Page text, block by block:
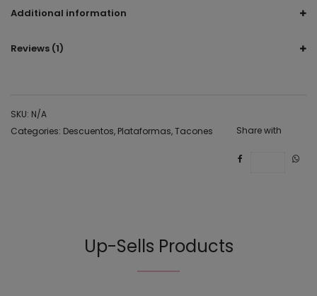
Additional information
Reviews (1)
SKU: N/A
Categories: Descuentos, Plataformas,Tacones Share with
Up-Sells Products